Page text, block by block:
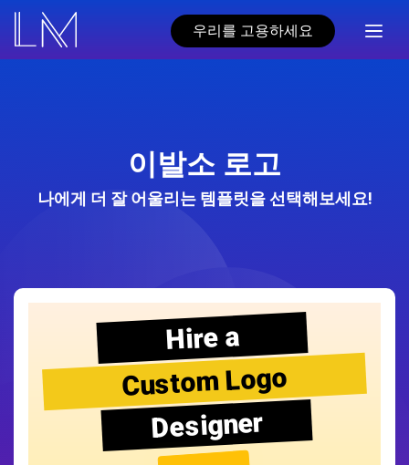
우리를 고용하세요
이발소 로고
나에게 더 잘 어울리는 템플릿을 선택해보세요!
Hire a
Custom Logo
Designer